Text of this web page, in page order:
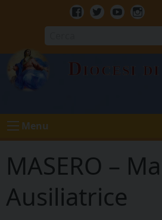
Facebook
TwitterYoutube
Diocesi
Menu
MASERO –
Ausiliatrice